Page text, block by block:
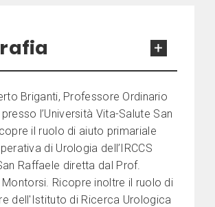
Briganti, Professore Ordinario
l’Università Vita-Salute San
il ruolo di aiuto primariale
di Urologia dell’IRCCS
Raffaele diretta dal Prof.
Ricopre inoltre il ruolo di
dell'Istituto di Ricerca Urologica